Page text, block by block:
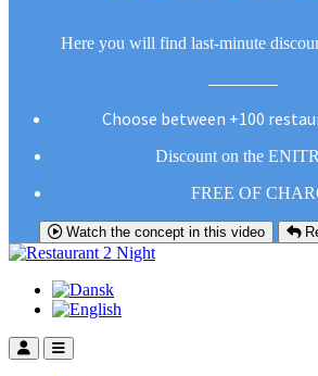
Here you will find last-minute
Choose between +100
Discount on the
FREE OF
Watch the concept in this video